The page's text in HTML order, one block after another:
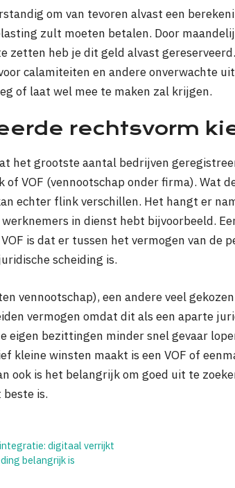
om van tevoren alvast een
zult moeten betalen. Door
zetten heb je dit geld alvast
calamiteiten en andere onverwachte
of laat wel mee te maken zal krijgen.
rechtsvorm
het grootste aantal bedrijven
of VOF (vennootschap onder firma). Wat
echter flink verschillen. Het hangt er
in dienst hebt bijvoorbeeld.
is dat er tussen het vermogen van de
scheiding is.
vennootschap), een andere veel
vermogen omdat dit als een aparte
eigen bezittingen minder snel gevaar
kleine winsten maakt is een VOF of
ook is het belangrijk om goed uit te
is.
digitaal verrijkt
belangrijk is